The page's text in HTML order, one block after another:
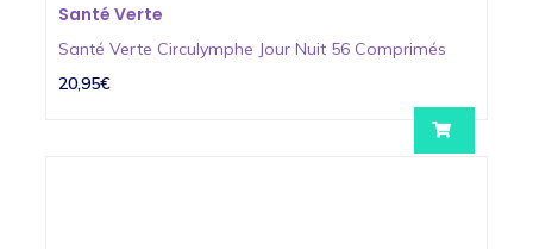
Santé Verte
Santé Verte Circulymphe Jour Nuit 56 Comprimés
20,95€